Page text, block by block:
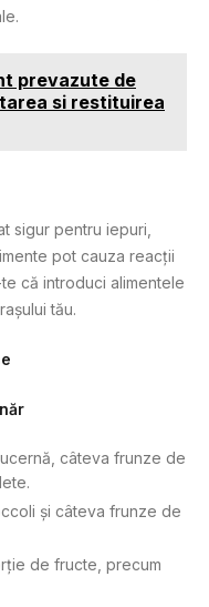
prevazute de
si restituirea
sigur pentru iepuri,
pot cauza reacții
că introduci alimentele
tău.
câteva frunze de
și câteva frunze de
de fructe, precum